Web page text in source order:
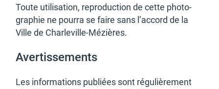
Guichet numérique des
autorisations
d'urbanisme
Portail vie associative
Toute utili­sa­tion, repro­duc­tion de cette photo­
gra­phie ne pourra se faire sans l’ac­cord de la
Ville de Char­le­ville-Mézières.
Aver­tis­se­ments
Les infor­ma­tions publiées sont régu­liè­re­ment